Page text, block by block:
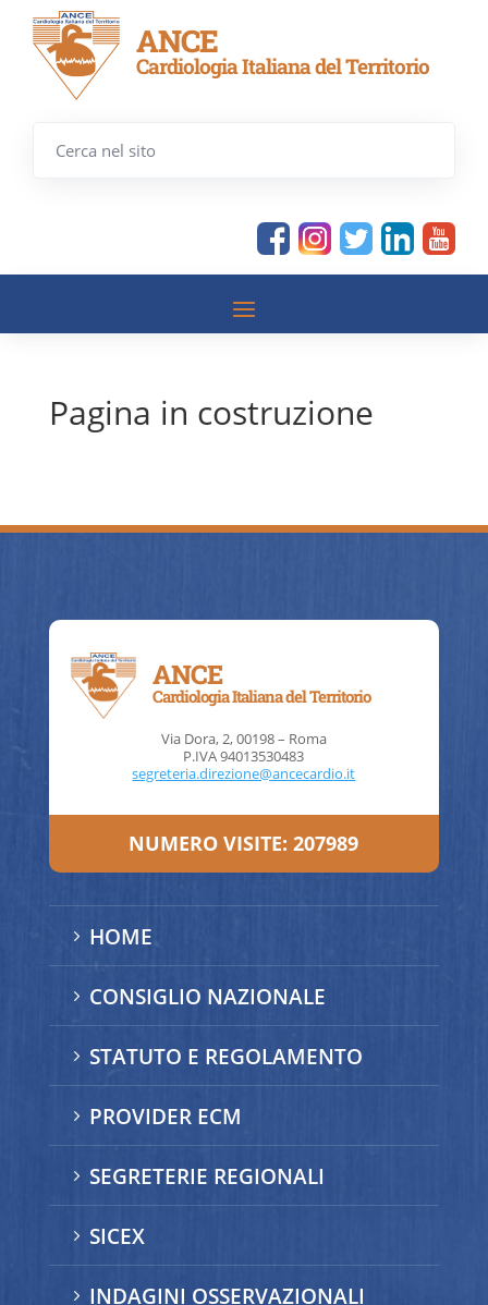
ANCE
Cardiologia Italiana del Territorio
Pagina in costruzione
ANCE
Cardiologia Italiana del Territorio
Via Dora, 2, 00198 – Roma
P.IVA 94013530483
segreteria.direzione@ancecardio.it
NUMERO VISITE:207989
5 HOME
5 CONSIGLIO NAZIONALE
5 STATUTO E REGOLAMENTO
5 PROVIDER ECM
5 SEGRETERIE REGIONALI
5 SICEX
5 INDAGINI OSSERVAZIONALI